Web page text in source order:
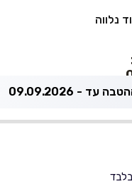
נלווה
עד - 09.09.2026